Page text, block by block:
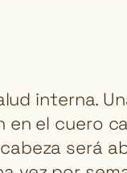
interna.
en el cuero
será